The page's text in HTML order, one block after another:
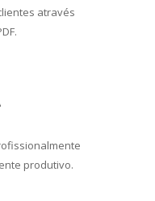
através
produtivo.